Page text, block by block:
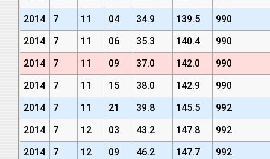
2014
7 11 04 34.9 139.5
990
2014
7 11 06 35.3 140.4
990
2014
7 11 09 37.0 142.0
990
2014
7 11 15 38.0 142.9
990
2014
7 11 21 39.8 145.5
992
2014
7 12 03 43.2 147.8
992
2014
7 12 09 46.2 147.7
992